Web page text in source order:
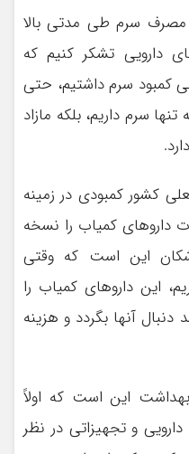
سرم طی مدتی بالا
دارویی تشکر کنیم که
کمبود سرم داشتیم، حتی
سرم داریم، بلکه مازاد
کشور کمبودی در زمینه
داروهای کمیاب را نسخه
این است که وقتی
این داروهای کمیاب را
دنبال آنها بگردد و هزینه
این است که اولاً
و تجهیزاتی در نظر